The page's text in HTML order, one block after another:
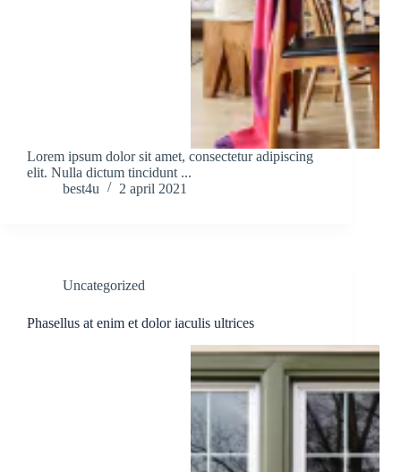
Lorem ipsum dolor sit amet, consectetur adipiscing
elit. Nulla dictum tincidunt ...
best4u
2 april 2021
Uncategorized
Phasellus at enim et dolor iaculis ultrices